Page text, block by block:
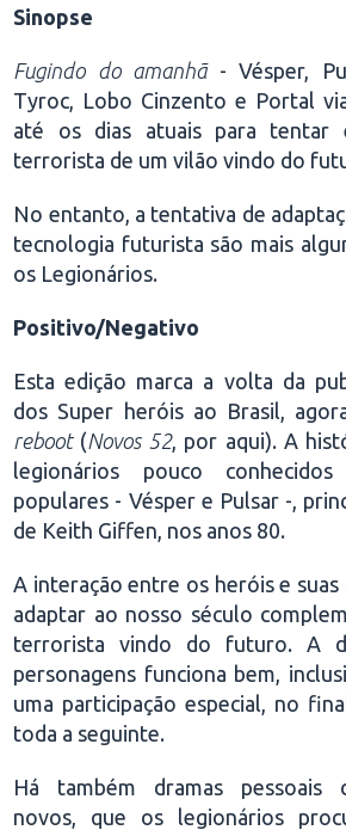
Sinopse
Fugindo do amanhã- Vésper,
Tyroc, Lobo Cinzento e Portal
até os dias atuais para tentar
terrorista de um vilão vindo do
No entanto, a tentativa de
tecnologia futurista são mais
os Legionários.
Positivo/Negativo
Esta edição marca a volta da
dos Super heróis ao Brasil,
reboot(Novos 52, por aqui). A
legionários pouco
populares - Vésper e Pulsar -,
de Keith Giffen, nos anos 80.
A interação entre os heróis e suas
adaptar ao nosso século
terrorista vindo do futuro. A
personagens funciona bem,
uma participação especial, no
toda a seguinte.
Há também dramas pessoais
novos, que os legionários